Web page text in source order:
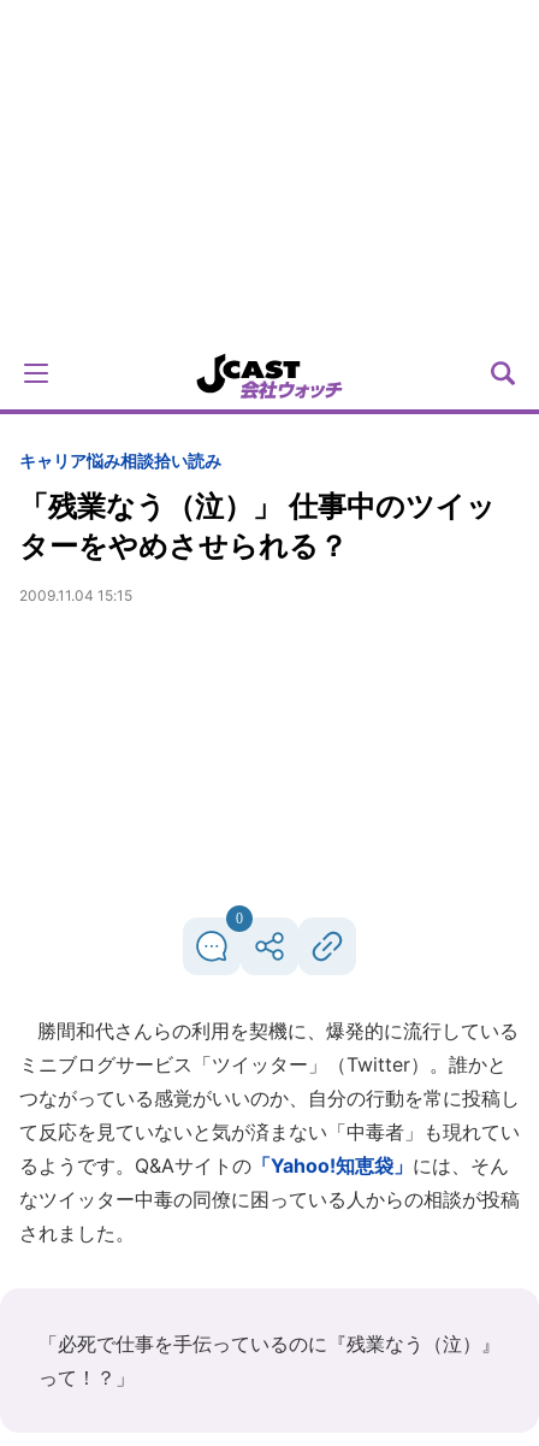
キャリア悩み相談拾い読み
「残業なう（泣）」 仕事中のツイッ
ターをやめさせられる？
2009.11.04 15:15
0
勝間和代さんらの利用を契機に、爆発的に流行している
ミニブログサービス「ツイッター」（Twitter）。誰かと
つながっている感覚がいいのか、自分の行動を常に投稿し
て反応を見ていないと気が済まない「中毒者」も現れてい
るようです。Q&Aサイトの 「Yahoo!知恵袋」 には、そん
なツイッター中毒の同僚に困っている人からの相談が投稿
されました。
「必死で仕事を手伝っているのに『残業なう（泣）』
って！？」